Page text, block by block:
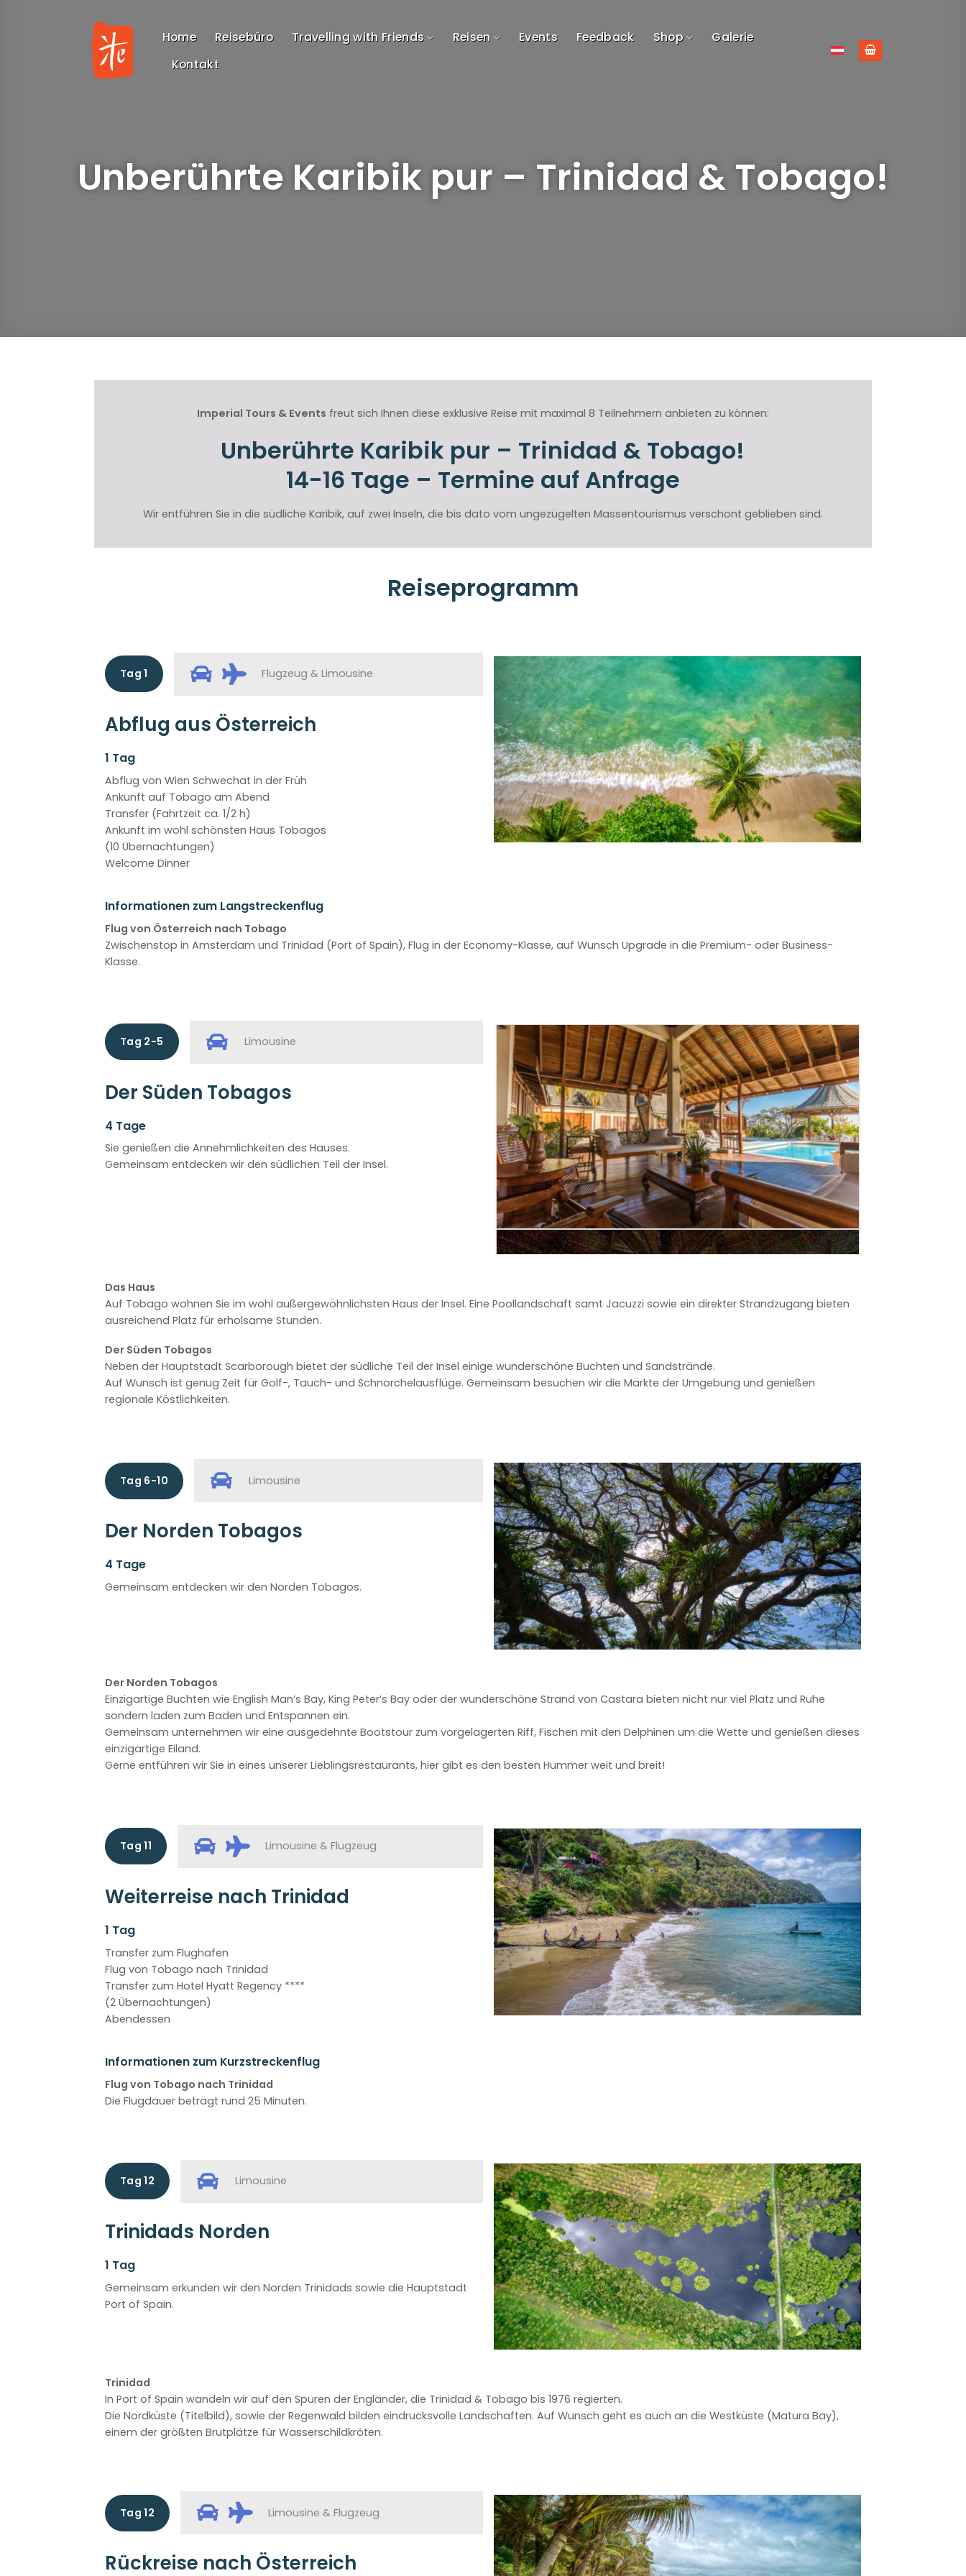
Home Reisebüro Travelling with Friends Reisen Events Feedback Shop
Galerie
Kontakt
Unberührte Karibik pur – Trinidad & Tobago!
Imperial Tours & Events freut sich Ihnen diese exklusive Reise mit maximal 8 Teilnehmern anbieten zu können:
Unberührte Karibik pur – Trinidad & Tobago!
14-16 Tage – Termine auf Anfrage
Wir entführen Sie in die südliche Karibik, auf zwei Inseln, die bis dato vom ungezügelten Massentourismus verschont geblieben sind.
Reiseprogramm
Tag 1 Flugzeug & Limousine
Abflug aus Österreich
1 Tag
Abflug von Wien Schwechat in der Früh
Ankunft auf Tobago am Abend
Transfer (Fahrtzeit ca. 1/2 h)
Ankunft im wohl schönsten Haus Tobagos
(10 Übernachtungen)
Welcome Dinner
Informationen zum Langstreckenflug
Flug von Österreich nach Tobago
Zwischenstop in Amsterdam und Trinidad (Port of Spain), Flug in der Economy-Klasse, auf Wunsch Upgrade in die Premium- oder Business-
Klasse.
Tag 2-5 Limousine
Der Süden Tobagos
4 Tage
Sie genießen die Annehmlichkeiten des Hauses.
Gemeinsam entdecken wir den südlichen Teil der Insel.
Das Haus
Auf Tobago wohnen Sie im wohl außergewöhnlichsten Haus der Insel. Eine Poollandschaft samt Jacuzzi sowie ein direkter Strandzugang bieten
ausreichend Platz für erholsame Stunden.
Der Süden Tobagos
Neben der Hauptstadt Scarborough bietet der südliche Teil der Insel einige wunderschöne Buchten und Sandstrände.
Auf Wunsch ist genug Zeit für Golf-, Tauch- und Schnorchelausflüge. Gemeinsam besuchen wir die Märkte der Umgebung und genießen
regionale Köstlichkeiten.
Tag 6-10 Limousine
Der Norden Tobagos
4 Tage
Gemeinsam entdecken wir den Norden Tobagos.
Der Norden Tobagos
Einzigartige Buchten wie English Man’s Bay, King Peter’s Bay oder der wunderschöne Strand von Castara bieten nicht nur viel Platz und Ruhe
sondern laden zum Baden und Entspannen ein.
Gemeinsam unternehmen wir eine ausgedehnte Bootstour zum vorgelagerten Riff, Fischen mit den Delphinen um die Wette und genießen dieses
einzigartige Eiland.
Gerne entführen wir Sie in eines unserer Lieblingsrestaurants, hier gibt es den besten Hummer weit und breit!
Tag 11 Limousine & Flugzeug
Weiterreise nach Trinidad
1 Tag
Transfer zum Flughafen
Flug von Tobago nach Trinidad
Transfer zum Hotel Hyatt Regency ****
(2 Übernachtungen)
Abendessen
Informationen zum Kurzstreckenflug
Flug von Tobago nach Trinidad
Die Flugdauer beträgt rund 25 Minuten.
Tag 12 Limousine
Trinidads Norden
1 Tag
Gemeinsam erkunden wir den Norden Trinidads sowie die Hauptstadt
Port of Spain.
Trinidad
In Port of Spain wandeln wir auf den Spuren der Engländer, die Trinidad & Tobago bis 1976 regierten.
Die Nordküste (Titelbild), sowie der Regenwald bilden eindrucksvolle Landschaften. Auf Wunsch geht es auch an die Westküste (Matura Bay),
einem der größten Brutplätze für Wasserschildkröten.
Tag 12 Limousine & Flugzeug
Rückreise nach Österreich